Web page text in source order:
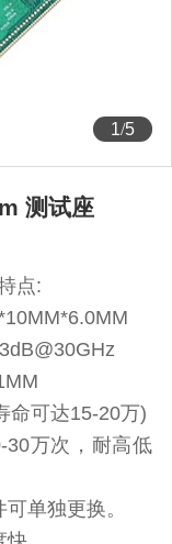
1/5
测试座
点:
命可达15-20万)
30万次，耐高低
单独更换。